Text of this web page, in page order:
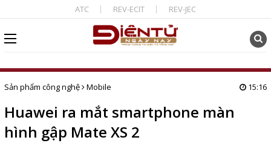
ATC REV-ECIT REV-JEC
Sản phẩm công nghệ Mobile 15:16
Huawei ra mắt smartphone màn
hình gập Mate XS 2